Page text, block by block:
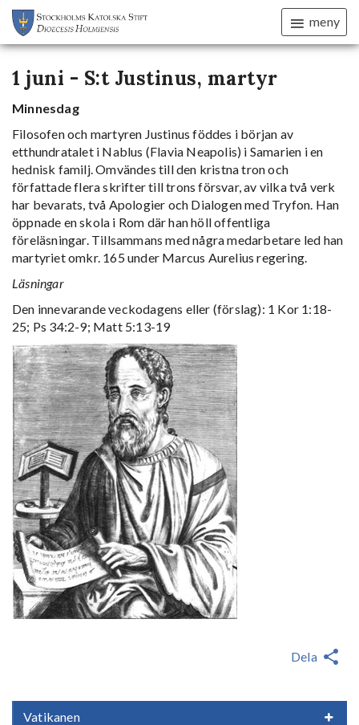
meny
Vatikanen
1 juni - S:t Justinus, martyr
Minnesdag
Filosofen och martyren Justinus föddes i början av
etthundratalet i Nablus (Flavia Neapolis) i Samarien i en
hednisk familj. Omvändes till den kristna tron och
författade flera skrifter till trons försvar, av vilka två verk
har bevarats, två Apologier och Dialogen med Tryfon. Han
öppnade en skola i Rom där han höll offentliga
föreläsningar. Tillsammans med några medarbetare led han
martyriet omkr. 165 under Marcus Aurelius regering.
Läsningar
Den innevarande veckodagens eller (förslag): 1 Kor 1:18-
25; Ps 34:2-9; Matt 5:13-19
Dela